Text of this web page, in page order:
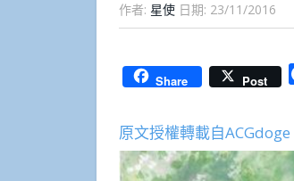
作者: 星使 日期: 23/11/2016
Share Post
原文授權轉載自ACGdoge